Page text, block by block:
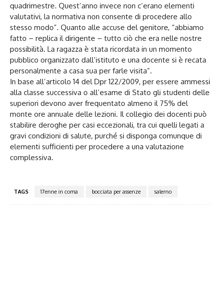
quadrimestre. Quest’anno invece non c’erano elementi
valutativi, la normativa non consente di procedere allo
stesso modo”. Quanto alle accuse del genitore, “abbiamo
fatto – replica il dirigente – tutto ciò che era nelle nostre
possibilità. La ragazza è stata ricordata in un momento
pubblico organizzato dall’istituto e una docente si è recata
personalmente a casa sua per farle visita”.
In base all’articolo 14 del Dpr 122/2009, per essere ammessi
alla classe successiva o all’esame di Stato gli studenti delle
superiori devono aver frequentato almeno il 75% del
monte ore annuale delle lezioni. Il collegio dei docenti può
stabilire deroghe per casi eccezionali, tra cui quelli legati a
gravi condizioni di salute, purché si disponga comunque di
elementi sufficienti per procedere a una valutazione
complessiva.
TAGS 17enne in coma bocciata per assenze salerno